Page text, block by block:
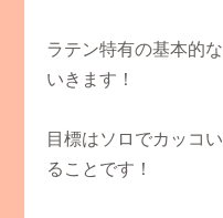
ラテン特有の基本的
いきます！
目標はソロでカッコ
ることです！